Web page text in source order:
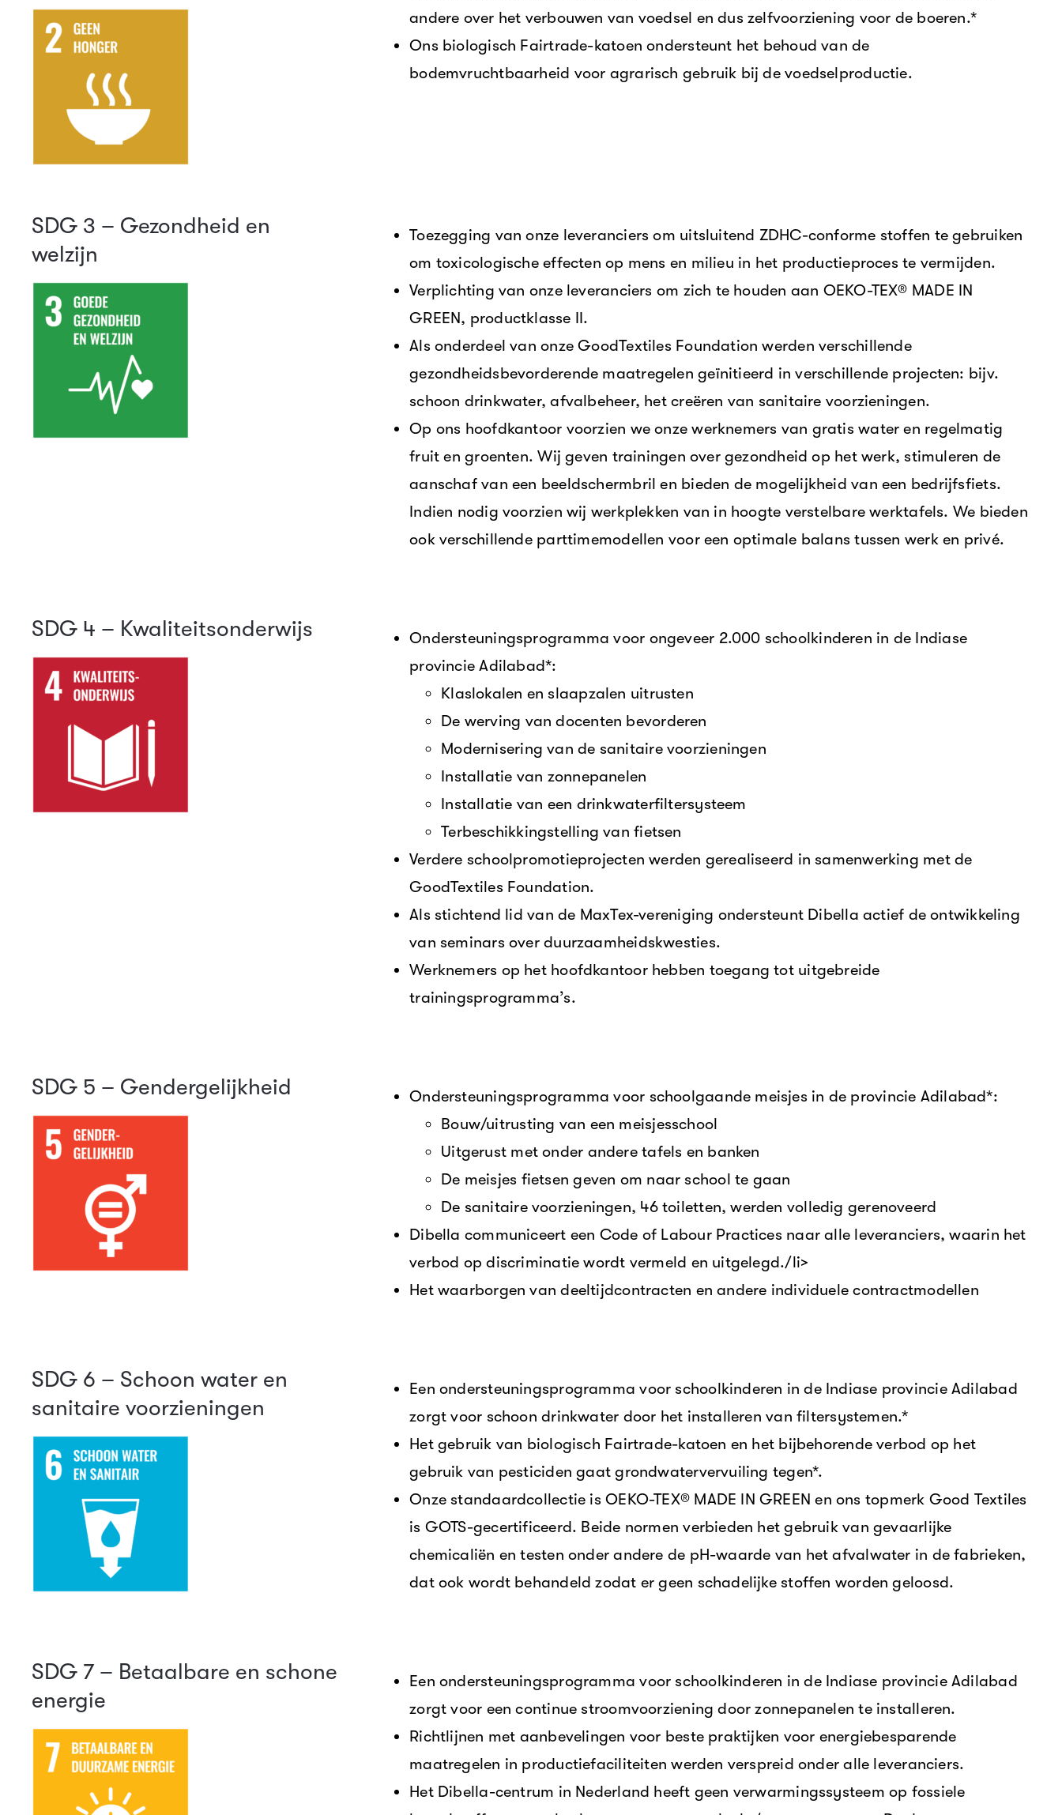
andere over het verbouwen van voedsel en dus zelfvoorziening voor de boeren.*
Ons biologisch Fairtrade-katoen ondersteunt het behoud van de
bodemvruchtbaarheid voor agrarisch gebruik bij de voedselproductie.
SDG 3 – Gezondheid en
welzijn
Toezegging van onze leveranciers om uitsluitend ZDHC-conforme stoffen te gebruiken
om toxicologische effecten op mens en milieu in het productieproces te vermijden.
Verplichting van onze leveranciers om zich te houden aan OEKO-TEX® MADE IN
GREEN, productklasse II.
Als onderdeel van onze GoodTextiles Foundation werden verschillende
gezondheidsbevorderende maatregelen geïnitieerd in verschillende projecten: bijv.
schoon drinkwater, afvalbeheer, het creëren van sanitaire voorzieningen.
Op ons hoofdkantoor voorzien we onze werknemers van gratis water en regelmatig
fruit en groenten. Wij geven trainingen over gezondheid op het werk, stimuleren de
aanschaf van een beeldschermbril en bieden de mogelijkheid van een bedrijfsfiets.
Indien nodig voorzien wij werkplekken van in hoogte verstelbare werktafels. We bieden
ook verschillende parttimemodellen voor een optimale balans tussen werk en privé.
SDG 4 – Kwaliteitsonderwijs
Ondersteuningsprogramma voor ongeveer 2.000 schoolkinderen in de Indiase
provincie Adilabad*:
Klaslokalen en slaapzalen uitrusten
De werving van docenten bevorderen
Modernisering van de sanitaire voorzieningen
Installatie van zonnepanelen
Installatie van een drinkwaterfiltersysteem
Terbeschikkingstelling van fietsen
Verdere schoolpromotieprojecten werden gerealiseerd in samenwerking met de
GoodTextiles Foundation.
Als stichtend lid van de MaxTex-vereniging ondersteunt Dibella actief de ontwikkeling
van seminars over duurzaamheidskwesties.
Werknemers op het hoofdkantoor hebben toegang tot uitgebreide
trainingsprogramma’s.
SDG 5 – Gendergelijkheid
Ondersteuningsprogramma voor schoolgaande meisjes in de provincie Adilabad*:
Bouw/uitrusting van een meisjesschool
Uitgerust met onder andere tafels en banken
De meisjes fietsen geven om naar school te gaan
De sanitaire voorzieningen, 46 toiletten, werden volledig gerenoveerd
Dibella communiceert een Code of Labour Practices naar alle leveranciers, waarin het
verbod op discriminatie wordt vermeld en uitgelegd./li>
Het waarborgen van deeltijdcontracten en andere individuele contractmodellen
SDG 6 – Schoon water en
sanitaire voorzieningen
Een ondersteuningsprogramma voor schoolkinderen in de Indiase provincie Adilabad
zorgt voor schoon drinkwater door het installeren van filtersystemen.*
Het gebruik van biologisch Fairtrade-katoen en het bijbehorende verbod op het
gebruik van pesticiden gaat grondwatervervuiling tegen*.
Onze standaardcollectie is OEKO-TEX® MADE IN GREEN en ons topmerk Good Textiles
is GOTS-gecertificeerd. Beide normen verbieden het gebruik van gevaarlijke
chemicaliën en testen onder andere de pH-waarde van het afvalwater in de fabrieken,
dat ook wordt behandeld zodat er geen schadelijke stoffen worden geloosd.
SDG 7 – Betaalbare en schone
energie
Een ondersteuningsprogramma voor schoolkinderen in de Indiase provincie Adilabad
zorgt voor een continue stroomvoorziening door zonnepanelen te installeren.
Richtlijnen met aanbevelingen voor beste praktijken voor energiebesparende
maatregelen in productiefaciliteiten werden verspreid onder alle leveranciers.
Het Dibella-centrum in Nederland heeft geen verwarmingssysteem op fossiele